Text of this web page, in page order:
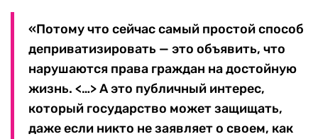
«Потому что сейчас самый простой способ
деприватизировать — это объявить, что
нарушаются права граждан на достойную
жизнь. <…> А это публичный интерес,
который государство может защищать,
даже если никто не заявляет о своем, как